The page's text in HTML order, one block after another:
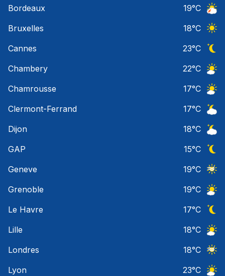
Bordeaux
19°C
Bruxelles
18°C
Cannes
23°C
Chambery
22°C
Chamrousse
17°C
Clermont-Ferrand
17°C
Dijon
18°C
GAP
15°C
Geneve
19°C
Grenoble
19°C
Le Havre
17°C
Lille
18°C
Londres
18°C
Lyon
23°C